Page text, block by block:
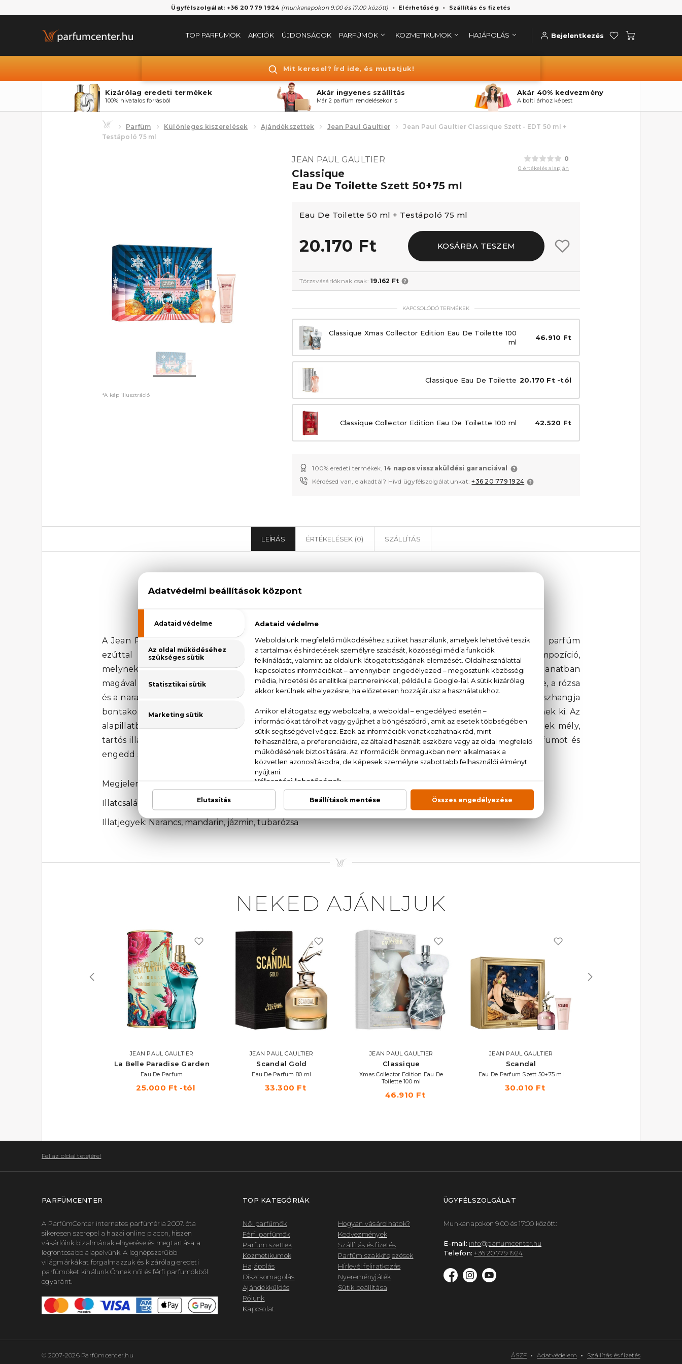
Ügyfélszolgálat: +36 20 779 1924 (munkanapokon 9:00 és 17:00 között) Elérhetőség Szállítás és fizetés
TOP PARFÜMÖK AKCIÓK ÚJDONSÁGOK PARFÜMÖK KOZMETIKUMOK HAJÁPOLÁS Bejelentkezés
Mit keresel? Írd ide, és mutatjuk!
Kizárólag eredeti termékek
100% hivatalos forrásból
Akár ingyenes szállítás
Már 2 parfüm rendelésekor is
Akár 40% kedvezmény
A bolti árhoz képest
Parfüm Különleges kiszerelések Ajándékszettek Jean Paul Gaultier
Jean Paul Gaultier Classique Szett - EDT 50 ml +
Testápoló 75 ml
*A kép illusztráció
0
0 értékelés alapján
JEAN PAUL GAULTIER
Classique
Eau De Toilette Szett 50+75 ml
Eau De Toilette 50 ml + Testápoló 75 ml
20.170 Ft KOSÁRBA TESZEM
Törzsvásárlóknak csak:19.162 Ft
KAPCSOLÓDÓ TERMÉKEK
Classique Xmas Collector Edition Eau De Toilette 100
ml
46.910 Ft
Classique Eau De Toilette 20.170 Ft -tól
Classique Collector Edition Eau De Toilette 100 ml 42.520 Ft
100% eredeti termékek,14 napos visszaküldési garanciával
Kérdésed van, elakadtál? Hívd ügyfélszolgálatunkat:+36 20 779 1924
LEÍRÁS ÉRTÉKELÉSEK (0) SZÁLLÍTÁS
Jean Paul Gaultier Classique Szett - EDT 50 ml + Testápoló 75 ml
A Jean Paul Gaultier márka szimbólumává vált Classique Eau De Toilette női parfüm - a csábító illatú parfüm
ezúttal vagány, télies pufidzsekiben érkezik a gyűjtői limitált kiadásban! Egzotikus és fényűző kompozíció,
melynek minden cseppje a nőiesség megtestesítője. Az illatcsaládja orientális-virágos, mely már az első pillanatban
magával ragad. A bergamott, a mandarin és a csillagánizs frissessége adja az illat nyitányát, melyet a körte, a rózsa
és a narancsvirág édes, virágos jegyei követnek. Az illat szívében a rizspor, a szilva és az orchidea érzéki összhangja
bontakozik ki, melyet az írisz, a gyömbér, az ylang-ylang és a tubarózsa pikáns, fűszeres jegyei egészítenek ki. Az
alapillatban a vanília, a borostyánkő, a pézsma, a fahéj és a szantálfa meleg, bársonyos jegyei teremtenek mély,
tartós illatélményt. Fedezd fel a Jean Paul Gaultier Classique Collector Edition Eau De Toilette női parfümöt és
engedd szabadon nőies, vonzó éned!
Megjelenési év: 1993
Illatcsalád: Orientális-virágos
Illatjegyek: Narancs, mandarin, jázmin, tubarózsa
NEKED AJÁNLJUK
JEAN PAUL GAULTIER
La Belle Paradise Garden
Eau De Parfum
25.000 Ft -tól
JEAN PAUL GAULTIER
Scandal Gold
Eau De Parfum 80 ml
33.300 Ft
JEAN PAUL GAULTIER
Classique
Xmas Collector Edition Eau De
Toilette 100 ml
46.910 Ft
JEAN PAUL GAULTIER
Scandal
Eau De Parfum Szett 50+75 ml
30.010 Ft
Fel az oldal tetejére!
PARFÜMCENTER
A ParfümCenter internetes parfüméria 2007. óta
sikeresen szerepel a hazai online piacon, hiszen
vásárlóink bizalmának elnyerése és megtartása a
legfontosabb alapelvünk. A legnépszerűbb
világmárkákat forgalmazzuk és kizárólag eredeti
parfümöket kínálunk Önnek női és férfi parfümökből
egyaránt.
TOP KATEGÓRIÁK
Női parfümök
Férfi parfümök
Parfüm szettek
Kozmetikumok
Hajápolás
Díszcsomagolás
Ajándékküldés
Rólunk
Kapcsolat
Hogyan vásárolhatok?
Kedvezmények
Szállítás és fizetés
Parfüm szakkifejezések
Hírlevél feliratkozás
Nyereményjáték
Sütik beállítása
ÜGYFÉLSZOLGÁLAT
Munkanapokon 9:00 és 17:00 között:
E-mail: info@parfumcenter.hu
Telefon: +36 20 779 1924
© 2007-2026 Parfümcenter.hu ÁSZF Adatvédelem Szállítás és fizetés